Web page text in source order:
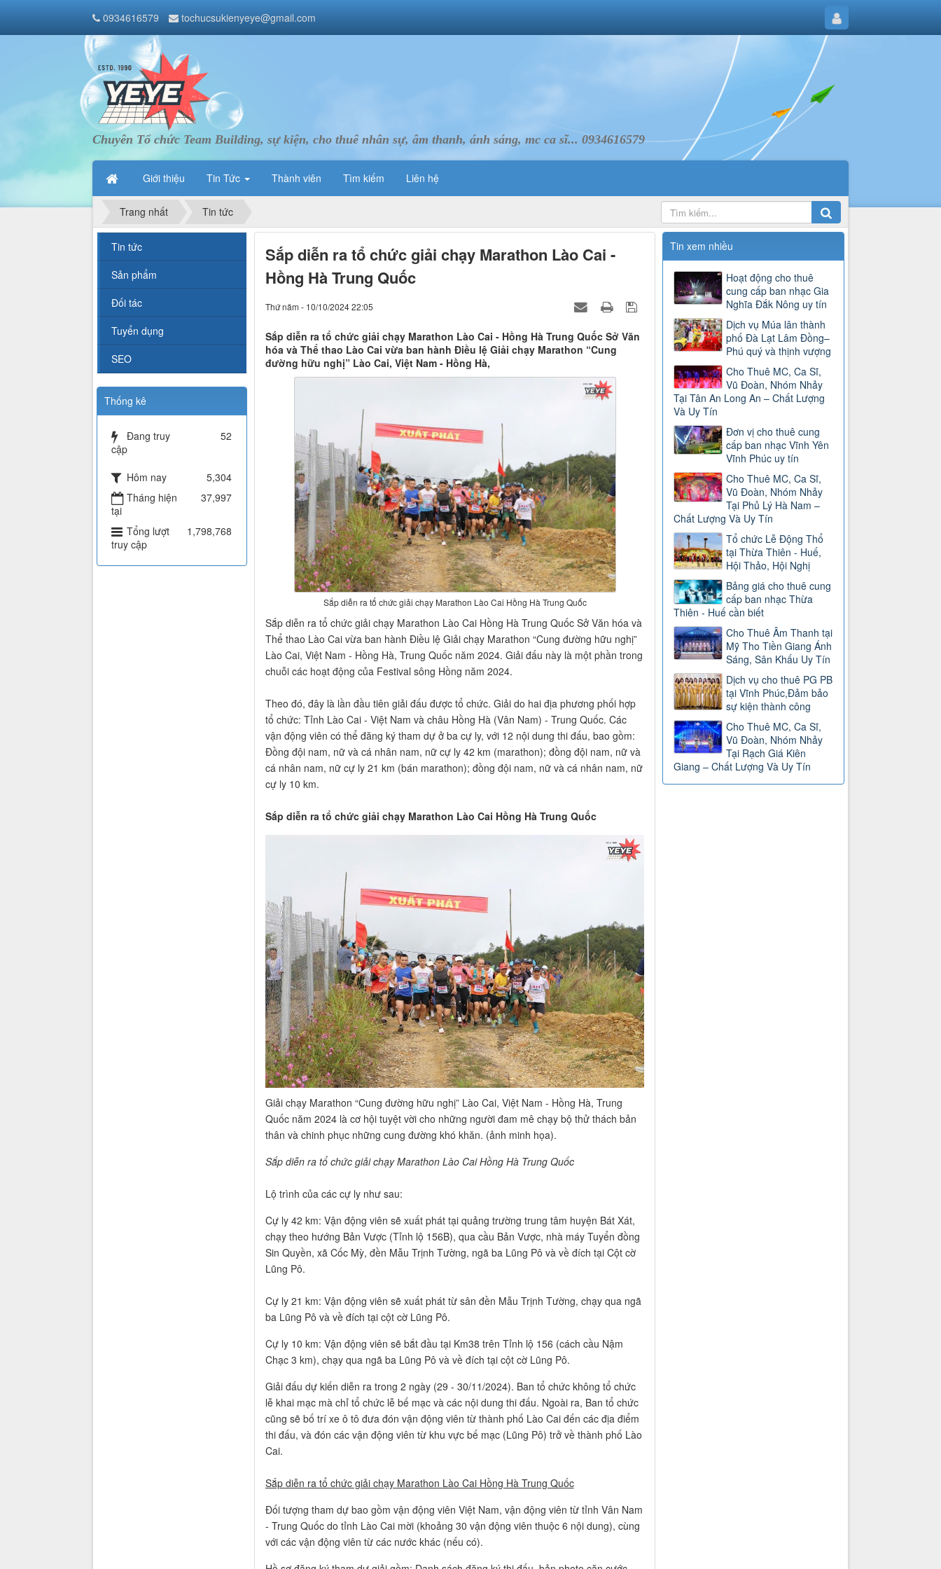
0934616579 tochucsukienyeye@gmail.com
Chuyên Tổ chức Team Building, sự kiện, cho thuê nhân sự, âm thanh, ánh sáng, mc ca sĩ... 0934616579
Giới thiệu Tin Tức Thành viên Tìm kiếm Liên hệ
Trang nhất Tin tức
Sắp diễn ra tổ chức giải chạy Marathon Lào Cai -
Hồng Hà Trung Quốc
Thứ năm - 10/10/2024 22:05
Sắp diễn ra tổ chức giải chạy Marathon Lào Cai - Hồng Hà Trung Quốc Sở Văn
hóa và Thể thao Lào Cai vừa ban hành Điều lệ Giải chạy Marathon “Cung
đường hữu nghị” Lào Cai, Việt Nam - Hồng Hà,
Sắp diễn ra tổ chức giải chạy Marathon Lào Cai Hồng Hà Trung Quốc
Sắp diễn ra tổ chức giải chạy Marathon Lào Cai Hồng Hà Trung Quốc Sở Văn hóa và
Thể thao Lào Cai vừa ban hành Điều lệ Giải chạy Marathon “Cung đường hữu nghị”
Lào Cai, Việt Nam - Hồng Hà, Trung Quốc năm 2024. Giải đấu này là một phần trong
chuỗi các hoạt động của Festival sông Hồng năm 2024.
Theo đó, đây là lần đầu tiên giải đấu được tổ chức. Giải do hai địa phương phối hợp
tổ chức: Tỉnh Lào Cai - Việt Nam và châu Hồng Hà (Vân Nam) - Trung Quốc. Các
vận động viên có thể đăng ký tham dự ở ba cự ly, với 12 nội dung thi đấu, bao gồm:
Đồng đội nam, nữ và cá nhân nam, nữ cự ly 42 km (marathon); đồng đội nam, nữ và
cá nhân nam, nữ cự ly 21 km (bán marathon); đồng đội nam, nữ và cá nhân nam, nữ
cự ly 10 km.
Sắp diễn ra tổ chức giải chạy Marathon Lào Cai Hồng Hà Trung Quốc
Giải chạy Marathon “Cung đường hữu nghị” Lào Cai, Việt Nam - Hồng Hà, Trung
Quốc năm 2024 là cơ hội tuyệt vời cho những người đam mê chạy bộ thử thách bản
thân và chinh phục những cung đường khó khăn. (ảnh minh họa).
Sắp diễn ra tổ chức giải chạy Marathon Lào Cai Hồng Hà Trung Quốc
Lộ trình của các cự ly như sau:
Cự ly 42 km: Vận động viên sẽ xuất phát tại quảng trường trung tâm huyện Bát Xát,
chạy theo hướng Bản Vược (Tỉnh lộ 156B), qua cầu Bản Vược, nhà máy Tuyển đồng
Sin Quyền, xã Cốc Mỳ, đền Mẫu Trịnh Tường, ngã ba Lũng Pô và về đích tại Cột cờ
Lũng Pô.
Cự ly 21 km: Vận động viên sẽ xuất phát từ sân đền Mẫu Trịnh Tường, chạy qua ngã
ba Lũng Pô và về đích tại cột cờ Lũng Pô.
Cự ly 10 km: Vận động viên sẽ bắt đầu tại Km38 trên Tỉnh lộ 156 (cách cầu Nậm
Chạc 3 km), chạy qua ngã ba Lũng Pô và về đích tại cột cờ Lũng Pô.
Giải đấu dự kiến diễn ra trong 2 ngày (29 - 30/11/2024). Ban tổ chức không tổ chức
lễ khai mạc mà chỉ tổ chức lễ bế mạc và các nội dung thi đấu. Ngoài ra, Ban tổ chức
cũng sẽ bố trí xe ô tô đưa đón vận động viên từ thành phố Lào Cai đến các địa điểm
thi đấu, và đón các vận động viên từ khu vực bế mạc (Lũng Pô) trở về thành phố Lào
Cai.
Sắp diễn ra tổ chức giải chạy Marathon Lào Cai Hồng Hà Trung Quốc
Đối tượng tham dự bao gồm vận động viên Việt Nam, vận động viên từ tỉnh Vân Nam
- Trung Quốc do tỉnh Lào Cai mời (khoảng 30 vận động viên thuộc 6 nội dung), cùng
với các vận động viên từ các nước khác (nếu có).
Tin xem nhiều
Hoạt động cho thuê
cung cấp ban nhạc Gia
Nghĩa Đắk Nông uy tín
Dịch vụ Múa lân thành
phố Đà Lạt Lâm Đồng–
Phú quý và thịnh vượng
Cho Thuê MC, Ca Sĩ,
Vũ Đoàn, Nhóm Nhảy
Tại Tân An Long An – Chất Lượng
Và Uy Tín
Đơn vị cho thuê cung
cấp ban nhạc Vĩnh Yên
Vĩnh Phúc uy tín
Cho Thuê MC, Ca Sĩ,
Vũ Đoàn, Nhóm Nhảy
Tại Phủ Lý Hà Nam –
Chất Lượng Và Uy Tín
Tổ chức Lễ Động Thổ
tại Thừa Thiên - Huế,
Hội Thảo, Hội Nghị
Bảng giá cho thuê cung
cấp ban nhạc Thừa
Thiên - Huế cần biết
Cho Thuê Âm Thanh tại
Mỹ Tho Tiền Giang Ánh
Sáng, Sân Khấu Uy Tín
Dịch vụ cho thuê PG PB
tại Vĩnh Phúc,Đảm bảo
sự kiện thành công
Cho Thuê MC, Ca Sĩ,
Vũ Đoàn, Nhóm Nhảy
Tại Rạch Giá Kiên
Giang – Chất Lượng Và Uy Tín
Tin tức
Sản phẩm
Đối tác
Tuyển dụng
SEO
Thống kê
Đang truy
cập
52
Hôm nay
5,304
Tháng hiện
tại
37,997
Tổng lượt
truy cập
1,798,768